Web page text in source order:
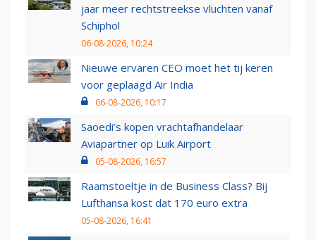
jaar meer rechtstreekse vluchten vanaf
Schiphol
06-08-2026, 10:24
Nieuwe ervaren CEO moet het tij keren
voor geplaagd Air India
06-08-2026, 10:17
Saoedi’s kopen vrachtafhandelaar
Aviapartner op Luik Airport
05-08-2026, 16:57
Raamstoeltje in de Business Class? Bij
Lufthansa kost dat 170 euro extra
05-08-2026, 16:41